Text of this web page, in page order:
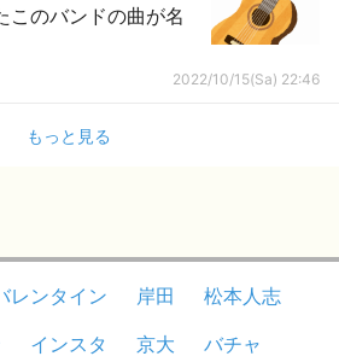
このバンドの曲が名
2022/10/15(Sa) 22:46
もっと見る
レンタイン 岸田
松本人志
インスタ 京大
バチャ